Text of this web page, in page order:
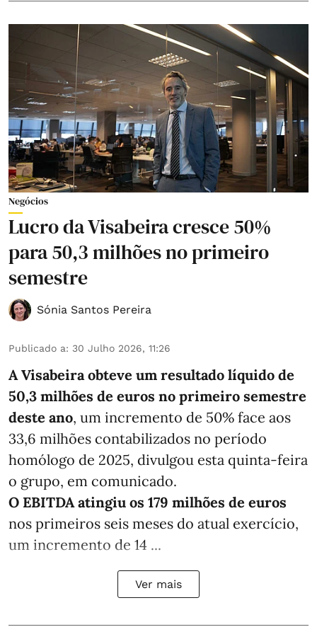
Negócios
Lucro da Visabeira cresce 50%
para 50,3 milhões no primeiro
semestre
Sónia Santos Pereira
Publicado a: 30 Julho 2026, 11:26
A Visabeira obteve um resultado líquido de
50,3 milhões de euros no primeiro semestre
deste ano, um incremento de 50% face aos
33,6 milhões contabilizados no período
homólogo de 2025, divulgou esta quinta-feira
o grupo, em comunicado.
O EBITDA atingiu os 179 milhões de euros
nos primeiros seis meses do atual exercício,
um incremento de 14 ...
Ver mais